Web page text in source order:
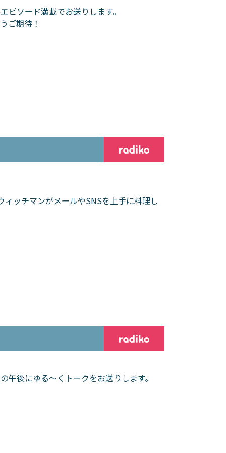
ソード満載でお送りします。
ご期待！
ッチマンがメールやSNSを上手に料理し
後にゆる～くトークをお送りします。